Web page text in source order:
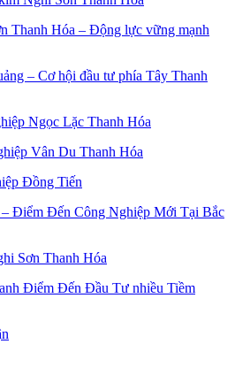
Thanh Hóa – Động lực vững mạnh
– Cơ hội đầu tư phía Tây Thanh
Ngọc Lặc Thanh Hóa
Vân Du Thanh Hóa
Đồng Tiến
Điểm Đến Công Nghiệp Mới Tại Bắc
Sơn Thanh Hóa
Điểm Đến Đầu Tư nhiều Tiềm